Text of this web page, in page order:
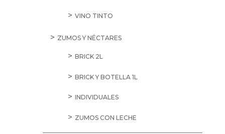
VINO TINTO
ZUMOS Y NÉCTARES
BRICK 2L
BRICK Y BOTELLA 1L
INDIVIDUALES
ZUMOS CON LECHE